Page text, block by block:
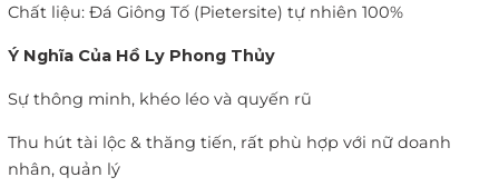
Chất liệu: Đá Giông Tố (Pietersite) tự nhiên 100%
Ý Nghĩa Của Hồ Ly Phong Thủy
Sự thông minh, khéo léo và quyến rũ
Thu hút tài lộc & thăng tiến, rất phù hợp với nữ doanh
nhân, quản lý